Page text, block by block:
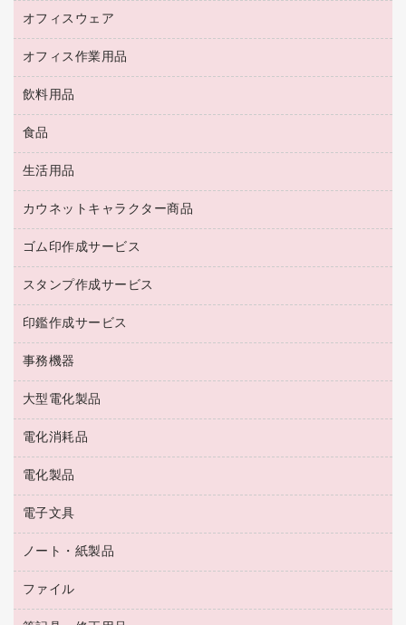
ＵＳＢハブ／ＵＳＢアクセサリー
ＯＡフィルター
ＯＡクリーナー／エアダスター
ＨＤＤ／ＳＳＤ
ディスプレイモニター
ロッカー・下駄箱
その他収納
オフィスアクセサリー
オフィスウェア
医療・介護・ワーキングウェア
ブラウス・シャツ
アウター
オフィス作業用品
養生用品
防災用備蓄食品・飲料
台車・脚立
倉庫収納用品
作業用雑貨
梱包用品
梱包用テープ
園芸用品
ペット用品
飲料用品
緑茶飲料
茶葉・インスタント
紅茶・バラエティ飲料
レギュラーコーヒー
ミルク・シュガー
ソフトドリンク
コーヒーメーカー・備品
インスタントコーヒー
食品
食品
生活用品
浴室用品
台所用洗剤
掃除用品
掃除用洗剤
洗濯用品
消臭・芳香剤
殺虫剤
飲食用消耗品
ハンドソープ・石鹸
トイレ用品
トイレ用洗剤
カウネットキャラクター商品
カウネットキャラクター商品
ゴム印作成サービス
ゴム印作成サービス
ゴム印（一行印）作成サービス
ゴム印（フリーサイズ印）作成サービス
スタンプ作成サービス
シヤチハタスタンプ作成サービス
カウネットスタンプ作成サービス
印鑑作成サービス
印鑑作成サービス
事務機器
大型シュレッダー（共配）
レーザーポインター
ラミネートフィルム
ラミネータ
タイムレコーダー
シュレッダ
ＯＨＰ用品
大型電化製品
冷蔵庫・キッチン・調理家電
テレビ・ＡＶ機器
電化消耗品
電球・蛍光灯
乾電池・充電池
フィルム・カメラ用品
デスクライト
アルバム
電化製品
掃除機・クリーナー
空調・季節家電
その他電化製品
キッチン・調理家電
電子文具
電卓
ラベルテープ
ノート・紙製品
封筒
ファイル